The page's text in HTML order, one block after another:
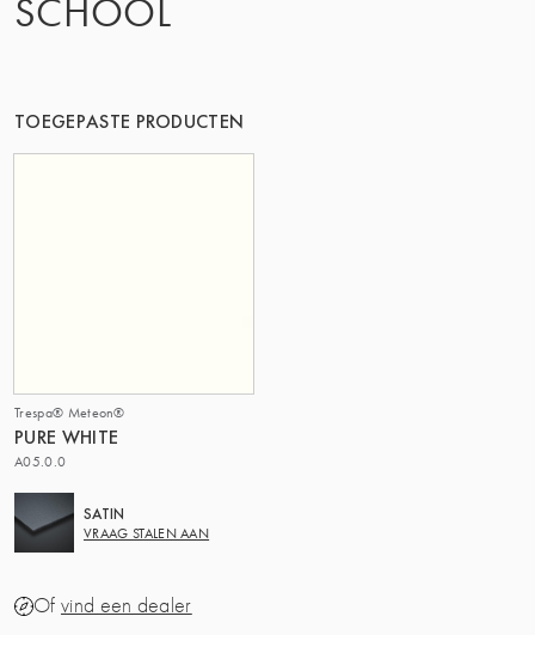
SCHOOL
TOEGEPASTE PRODUCTEN
Trespa® Meteon®
PURE WHITE
A05.0.0
SATIN
VRAAG STALEN AAN
Of vind een dealer